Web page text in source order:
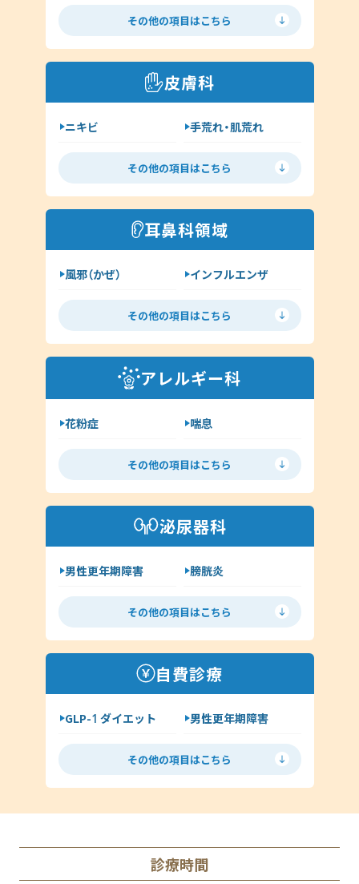
胃腸炎
花粉症
喘息
高血圧
咳喘息
消化器内科
呼吸器内科
新型コロナウイルス感染症
その他の項目はこちら
皮膚科
ニキビ
手荒れ・肌荒れ
じんましん
水虫
ヘルペス
帯状疱疹
イボ（尋常性疣贅:ゆうぜい）
しみ・肝斑
ハイドロキノン
その他（皮膚科）
その他の項目はこちら
耳鼻科領域
風邪（かぜ）
インフルエンザ
扁桃炎
花粉症
舌下免疫療法
中耳炎
クラミジア
その他（耳鼻科領域）
その他の項目はこちら
アレルギー科
花粉症
喘息
舌下免疫療法
アレルギー検査
手荒れ・肌荒れ
じんましん
その他（アレルギー科）
その他の項目はこちら
泌尿器科
男性更年期障害
膀胱炎
尿道炎
亀頭包皮炎
性病の種類について
ヘルペス
クラミジア
梅毒
尖圭コンジローマ
マイコプラズマ・ウレアプラズマ
その他の項目はこちら
自費診療
GLP-1 ダイエット
男性更年期障害
低用量ピル
ミニピル
月経移動
アフターピル
Doxy PEP（ドキシペップ）
その他の項目はこちら
診療時間